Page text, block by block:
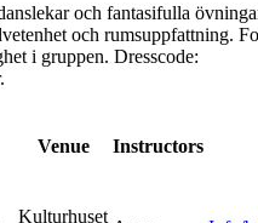
och fantasifulla
och rumsuppfattning.
i gruppen. Dresscode:
Venue Instructors
Kulturhuset